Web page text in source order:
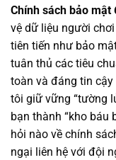
Chính sách bảo mật
vệ dữ liệu người
tiên tiến như bảo
tuân thủ các tiêu
toàn và đáng tin
tôi giữ vững “tường
bạn thành “kho báu
hỏi nào về chính
ngại liên hệ với đội